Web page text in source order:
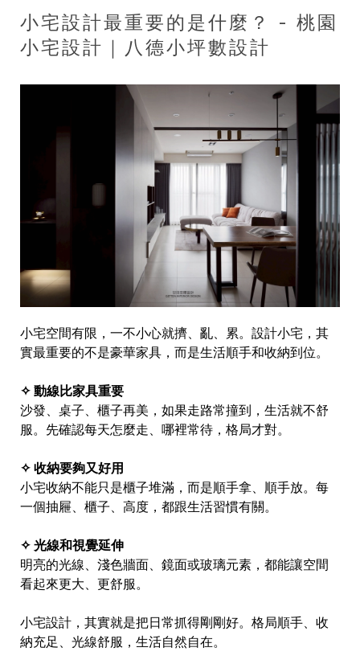
小宅設計最重要的是什麼？ - 桃園
小宅設計｜八德小坪數設計
小宅空間有限，一不小心就擠、亂、累。設計小宅，其
實最重要的不是豪華家具，而是生活順手和收納到位。
✧ 動線比家具重要
沙發、桌子、櫃子再美，如果走路常撞到，生活就不舒
服。先確認每天怎麼走、哪裡常待，格局才對。
✧ 收納要夠又好用
小宅收納不能只是櫃子堆滿，而是順手拿、順手放。每
一個抽屜、櫃子、高度，都跟生活習慣有關。
✧ 光線和視覺延伸
明亮的光線、淺色牆面、鏡面或玻璃元素，都能讓空間
看起來更大、更舒服。
小宅設計，其實就是把日常抓得剛剛好。格局順手、收
納充足、光線舒服，生活自然自在。